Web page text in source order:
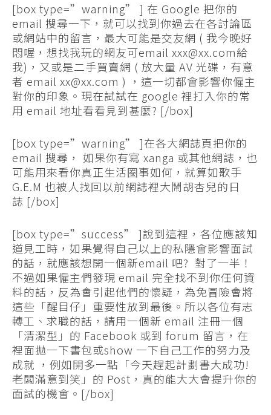
[box type=”warning” ] 在 Google 把你的
email 搜尋一下，就可以找到你過去在各討論區
或網站中的留言，最大可能是交友網 ( 我今晚好
悶喔，想找我玩的網友可email xxx@xx.com給
我)，又或是二手買賣網 ( 放大量 AV 光碟，有意
者 email xx@xx.com ) ，這一切都會影響你僱主
對你的印象。現在試試在 google 裡打入你的常
用 email 地址看看見到甚麼? [/box]
[box type=”warning” ]在各大網誌頁把你的
email 搜尋， 如果你有寫 xanga 或其他網誌，也
可能用來看你真正生活圈事如何，就算如歌手
G.E.M 也被人找回以前網誌裡大鬧胡杏兒的日
誌 [/box]
[box type=”success” ]說到這裡，各位應該知
道見工時，如果覺得自己以上的私隱會影響面試
的話，就應該想開一個新email 吧? 對了一半！
不過如果僱主們發現 email 完全找不到你任何資
料的話，反為會引起他們的懷疑，為免冒險會將
這些「醒目仔」重要性放到最後。所以各位有志
轉工、求職的話，請用一個新 email 注冊一個
「清潔型」的 Facebook 或到 forum 留言，在
裡面拋一下書包或show 一下自己工作的努力及
成就 ，例如開多一點「今天趕起計劃書大成功!
老闆滿意到笑」的 Post，真的能大大會提升你的
面試的機會。[/box]